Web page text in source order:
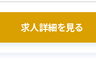
求人詳細を見る